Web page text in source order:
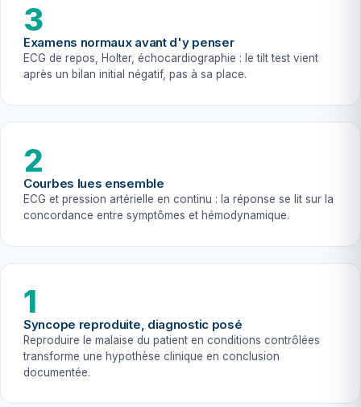
3
Examens normaux avant d'y penser
ECG de repos, Holter, échocardiographie : le tilt test vient
après un bilan initial négatif, pas à sa place.
2
Courbes lues ensemble
ECG et pression artérielle en continu : la réponse se lit sur la
concordance entre symptômes et hémodynamique.
1
Syncope reproduite, diagnostic posé
Reproduire le malaise du patient en conditions contrôlées
transforme une hypothèse clinique en conclusion
documentée.